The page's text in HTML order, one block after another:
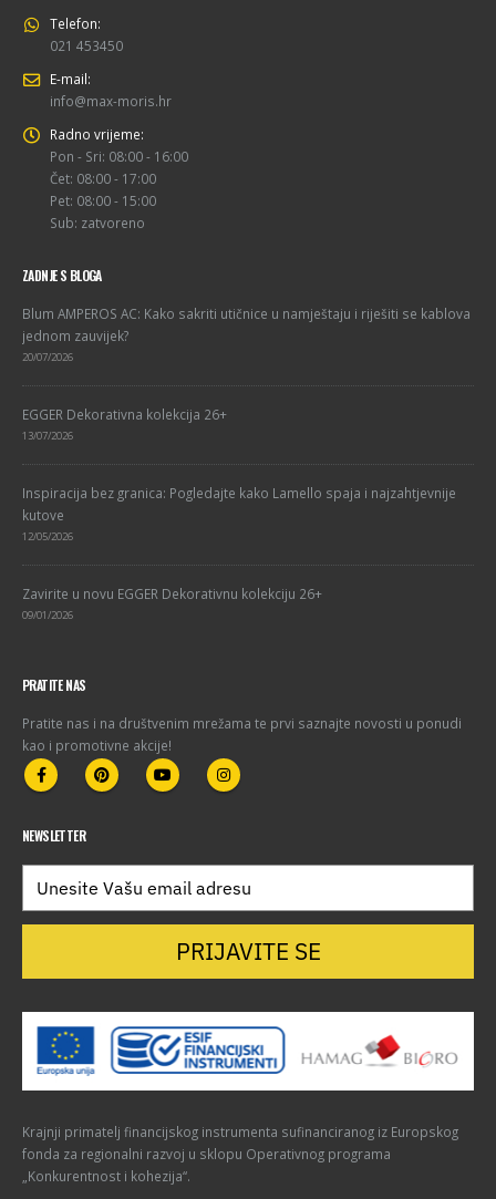
Telefon:
021 453450
E-mail:
info@max-moris.hr
Radno vrijeme:
Pon - Sri: 08:00 - 16:00
Čet: 08:00 - 17:00
Pet: 08:00 - 15:00
Sub: zatvoreno
ZADNJE S BLOGA
Blum AMPEROS AC: Kako sakriti utičnice u namještaju i riješiti se kablova
jednom zauvijek?
20/07/2026
EGGER Dekorativna kolekcija 26+
13/07/2026
Inspiracija bez granica: Pogledajte kako Lamello spaja i najzahtjevnije
kutove
12/05/2026
Zavirite u novu EGGER Dekorativnu kolekciju 26+
09/01/2026
PRATITE NAS
Pratite nas i na društvenim mrežama te prvi saznajte novosti u ponudi
kao i promotivne akcije!
NEWSLETTER
PRIJAVITE SE
Krajnji primatelj financijskog instrumenta sufinanciranog iz Europskog
fonda za regionalni razvoj u sklopu Operativnog programa
„Konkurentnost i kohezija“.